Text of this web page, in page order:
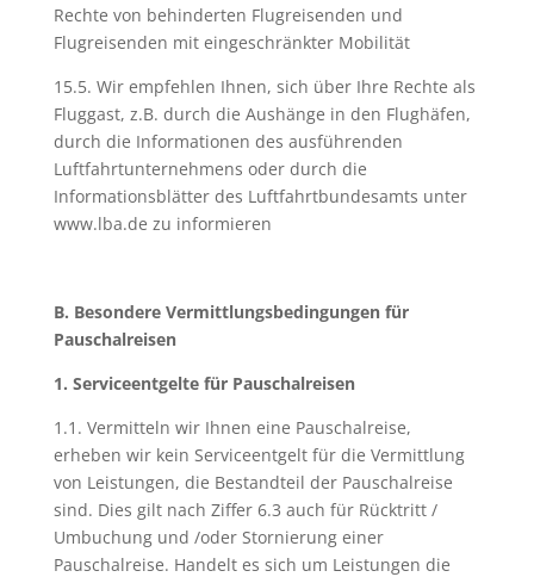
Rechte von behinderten Flugreisenden und
Flugreisenden mit eingeschränkter Mobilität
15.5. Wir empfehlen Ihnen, sich über Ihre Rechte als
Fluggast, z.B. durch die Aushänge in den Flughäfen,
durch die Informationen des ausführenden
Luftfahrtunternehmens oder durch die
Informationsblätter des Luftfahrtbundesamts unter
www.lba.de zu informieren
B. Besondere Vermittlungsbedingungen für
Pauschalreisen
1. Serviceentgelte für Pauschalreisen
1.1. Vermitteln wir Ihnen eine Pauschalreise,
erheben wir kein Serviceentgelt für die Vermittlung
von Leistungen, die Bestandteil der Pauschalreise
sind. Dies gilt nach Ziffer 6.3 auch für Rücktritt /
Umbuchung und /oder Stornierung einer
Pauschalreise. Handelt es sich um Leistungen die